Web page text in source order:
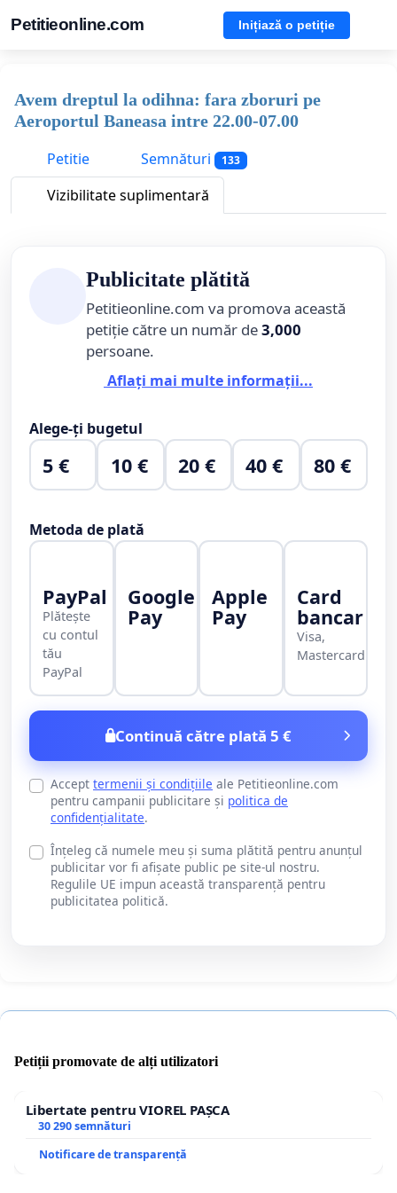
Petitieonline.com Inițiază o petiție
Avem dreptul la odihna: fara zboruri pe
Aeroportul Baneasa intre 22.00-07.00
Petitie
Semnături 133
Vizibilitate suplimentară
Publicitate plătită
Petitieonline.com va promova această
petiție către un număr de3,000
persoane.
Aflați mai multe informații...
Alege-ți bugetul
5 € 10 € 20 € 40 € 80 €
Metoda de plată
PayPal
Plătește
cu contul
tău
PayPal
Google
Pay
Apple
Pay
Card
bancar
Visa,
Mastercard
Continuă către plată 5 €
Accept termenii și condițiile ale Petitieonline.com
pentru campanii publicitare și politica de
confidențialitate.
Înțeleg că numele meu și suma plătită pentru anunțul
publicitar vor fi afișate public pe site-ul nostru.
Regulile UE impun această transparență pentru
publicitatea politică.
Petiții promovate de alți utilizatori
Libertate pentru VIOREL PAȘCA
30 290 semnături
Notificare de transparență